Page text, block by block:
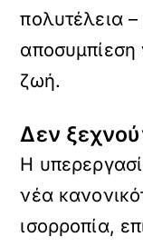
πολυτέλεια –
αποσυμπίεση
ζωή.
Δεν
Η
νέα
ισορροπία,